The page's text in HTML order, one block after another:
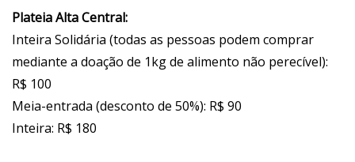
Plateia Alta Central:
Inteira Solidária (todas as pessoas podem comprar
mediante a doação de 1kg de alimento não perecível):
R$ 100
Meia-entrada (desconto de 50%): R$ 90
Inteira: R$ 180